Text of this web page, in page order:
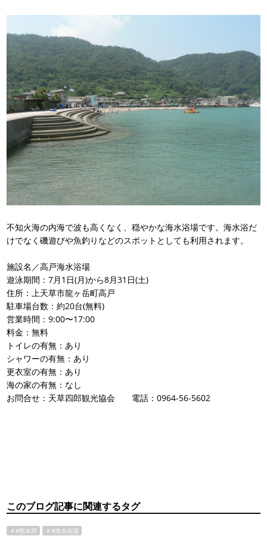
不知火海の内海で波も高くなく、穏やかな海水浴場です。海水浴だ
けでなく磯遊びや魚釣りなどのスポットとしても利用されます。
施設名／高戸海水浴場
遊泳期間：7月1日(月)から8月31日(土)
住所：上天草市龍ヶ岳町高戸
駐車場台数：約20台(無料)
営業時間：9:00〜17:00
料金：無料
トイレの有無：あり
シャワーの有無：あり
更衣室の有無：あり
海の家の有無：なし
お問合せ：天草四郎観光協会 電話：0964-56-5602
このブログ記事に関連するタグ
＃#熊本県 ＃#海水浴場